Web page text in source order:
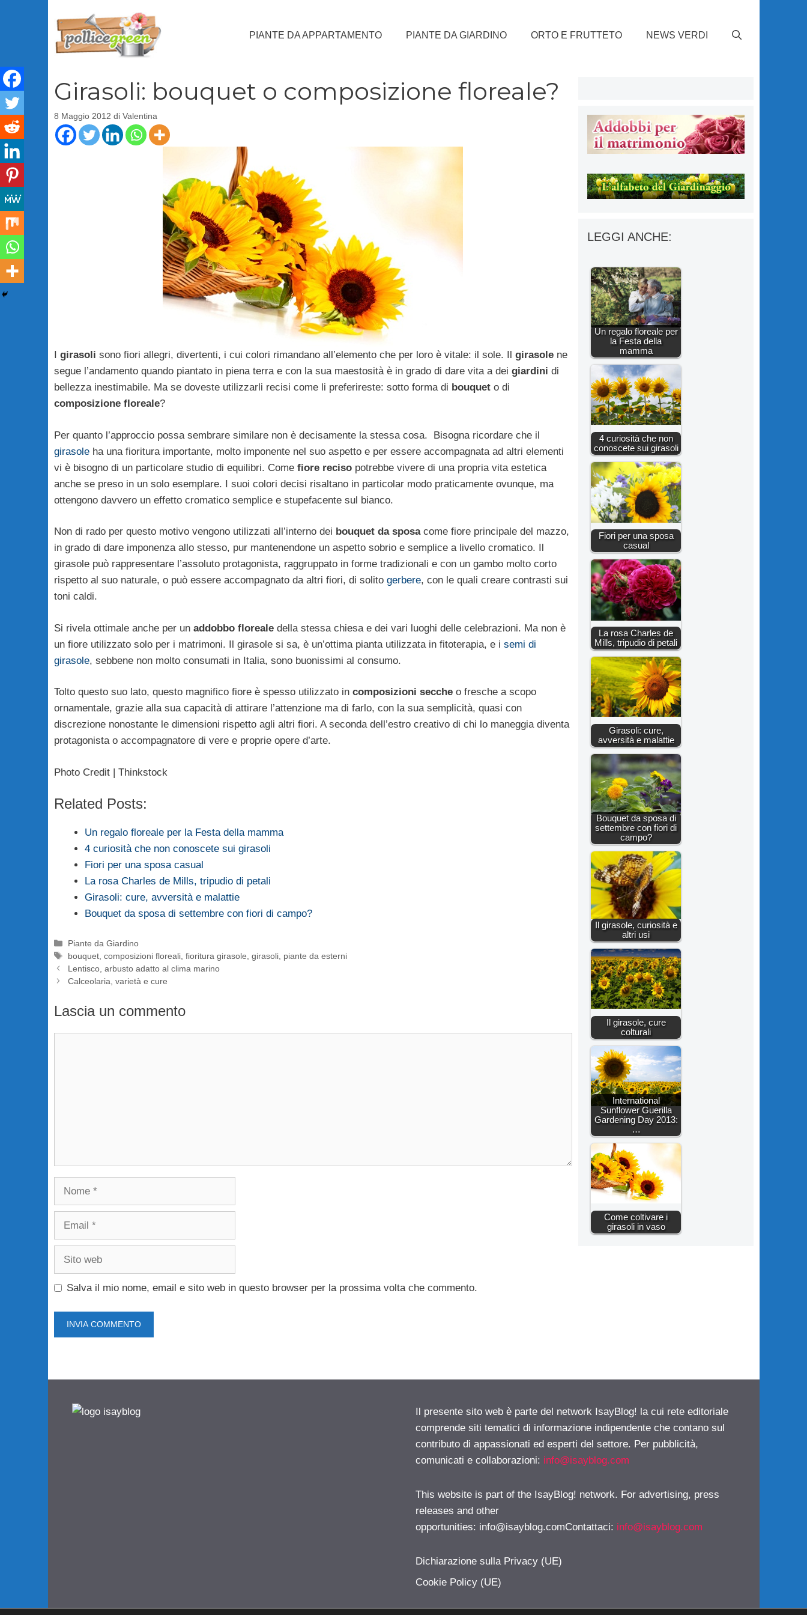
PIANTE DA APPARTAMENTO PIANTE DA GIARDINO ORTO E FRUTTETO NEWS VERDI
Girasoli: bouquet o composizione floreale?
8 Maggio 2012 di Valentina
girasoli sono fiori allegri, divertenti, i cui colori rimandano all’elemento che per loro è vitale: il sole. Il girasolene
segue l’andamento quando piantato in piena terra e con la sua maestosità è in grado di dare vita a dei giardini di
bellezza inestimabile. Ma se doveste utilizzarli recisi come li preferireste: sotto forma di bouqueto di
composizione floreale?
Per quanto l’approccio possa sembrare similare non è decisamente la stessa cosa. Bisogna ricordare che il
girasoleha una fioritura importante, molto imponente nel suo aspetto e per essere accompagnata ad altri elementi
vi è bisogno di un particolare studio di equilibri. Come fiore recisopotrebbe vivere di una propria vita estetica
anche se preso in un solo esemplare. I suoi colori decisi risaltano in particolar modo praticamente ovunque, ma
ottengono davvero un effetto cromatico semplice e stupefacente sul bianco.
Non di rado per questo motivo vengono utilizzati all’interno dei bouquet da sposacome fiore principale del mazzo,
in grado di dare imponenza allo stesso, pur mantenendone un aspetto sobrio e semplice a livello cromatico. Il
girasole può rappresentare l’assoluto protagonista, raggruppato in forme tradizionali e con un gambo molto corto
rispetto al suo naturale, o può essere accompagnato da altri fiori, di solito gerbere, con le quali creare contrasti sui
toni caldi.
Si rivela ottimale anche per un addobbo florealedella stessa chiesa e dei vari luoghi delle celebrazioni. Ma non è
un fiore utilizzato solo per i matrimoni. Il girasole si sa, è un’ottima pianta utilizzata in fitoterapia, e i semi di
girasole, sebbene non molto consumati in Italia, sono buonissimi al consumo.
Tolto questo suo lato, questo magnifico fiore è spesso utilizzato in composizioni seccheo fresche a scopo
ornamentale, grazie alla sua capacità di attirare l’attenzione ma di farlo, con la sua semplicità, quasi con
discrezione nonostante le dimensioni rispetto agli altri fiori. A seconda dell’estro creativo di chi lo maneggia diventa
protagonista o accompagnatore di vere e proprie opere d’arte.
Photo Credit | Thinkstock
Related Posts:
Un regalo floreale per la Festa della mamma
4 curiosità che non conoscete sui girasoli
Fiori per una sposa casual
La rosa Charles de Mills, tripudio di petali
Girasoli: cure, avversità e malattie
Bouquet da sposa di settembre con fiori di campo?
Categorie
Piante da Giardino
Tag
bouquet, composizioni floreali, fioritura girasole girasoli, piante da esterni
Lentisco, arbusto adatto al clima marino
Calceolaria, varietà e cure
Lascia un commento
Nome
Email
Sito
Salva il mio nome, email e sito web in questo browser per la prossima volta che commento.
LEGGI ANCHE:
Un regalo floreale per
la Festa della
mamma
4 curiosità che non
conoscete sui girasoli
Fiori per una sposa
casual
La rosa Charles de
Mills, tripudio di petali
Girasoli: cure,
avversità e malattie
Bouquet da sposa di
settembre con fiori di
campo?
Il girasole, curiosità e
altri usi
Il girasole, cure
colturali
International
Sunflower Guerilla
Gardening Day 2013:
…
Come coltivare i
girasoli in vaso
Il presente sito web è parte del network IsayBlog! la cui rete editoriale
comprende siti tematici di informazione indipendente che contano sul
contributo di appassionati ed esperti del settore. Per pubblicità,
comunicati e collaborazioni: info@isayblog.com
This website is part of the IsayBlog! network. For advertising, press
releases and other
opportunities: info@isayblog.comContattaci: info@isayblog.com
Dichiarazione sulla Privacy (UE)
Cookie Policy (UE)